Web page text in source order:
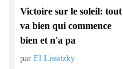
Victoire sur le soleil: tout
va bien qui commence
bien et n'a pa
parEl Lissitzky